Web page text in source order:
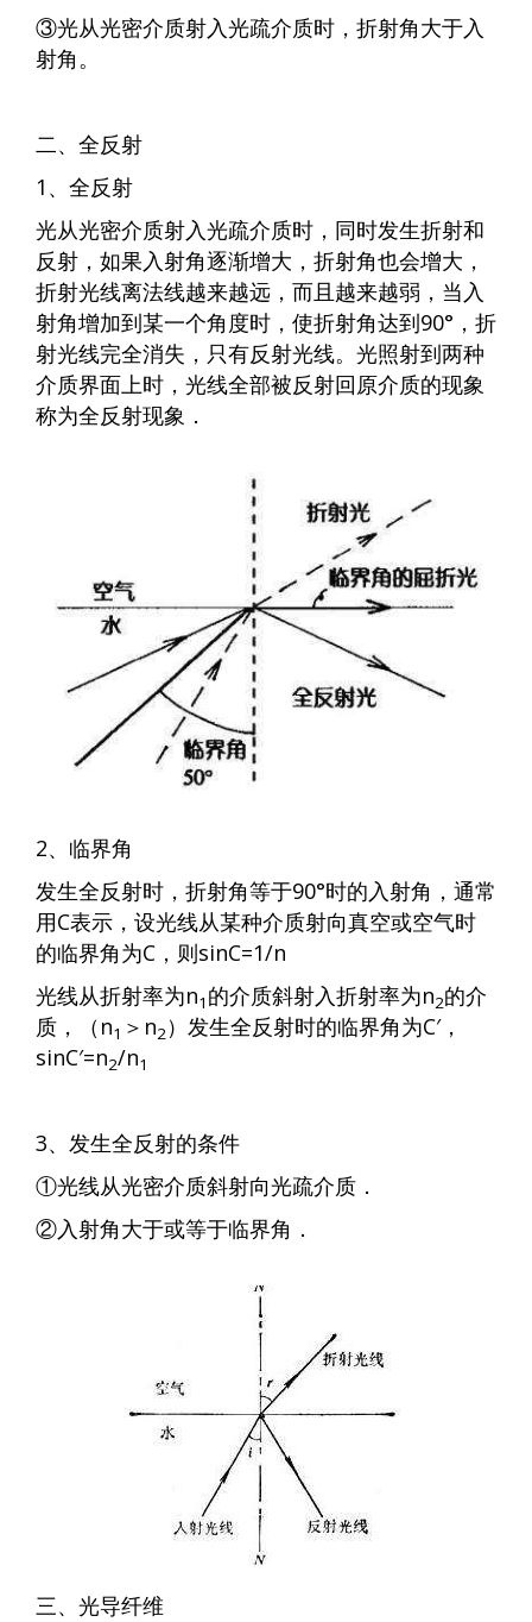
③光从光密介质射入光疏介质时，折射角大于入
射角。
二、全反射
1、全反射
光从光密介质射入光疏介质时，同时发生折射和
反射，如果入射角逐渐增大，折射角也会增大，
折射光线离法线越来越远，而且越来越弱，当入
射角增加到某一个角度时，使折射角达到90°，折
射光线完全消失，只有反射光线。光照射到两种
介质界面上时，光线全部被反射回原介质的现象
称为全反射现象．
2、临界角
发生全反射时，折射角等于90°时的入射角，通常
用C表示，设光线从某种介质射向真空或空气时
的临界角为C，则sinC=1/n
光线从折射率为n1 的介质斜射入折射率为n2的介
质，（n1 ＞n2）发生全反射时的临界角为C′，
sinC′=n2/n1
3、发生全反射的条件
①光线从光密介质斜射向光疏介质．
②入射角大于或等于临界角．
三、光导纤维